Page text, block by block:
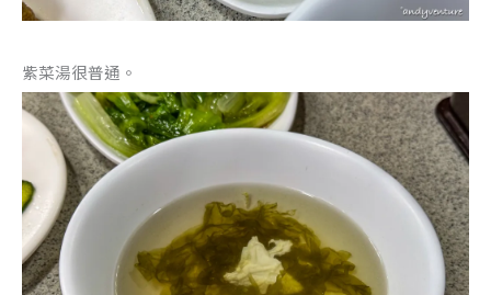
紫菜湯很普通。